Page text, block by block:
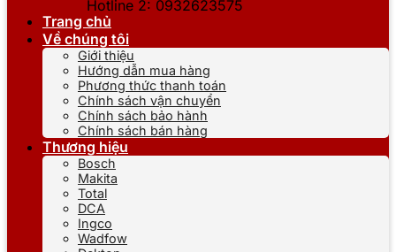
Hotline 2: 0932623575
Trang chủ
Về chúng tôi
Giới thiệu
Hướng dẫn mua hàng
Phương thức thanh toán
Chính sách vận chuyển
Chính sách bảo hành
Chính sách bán hàng
Thương hiệu
Bosch
Makita
Total
DCA
Ingco
Wadfow